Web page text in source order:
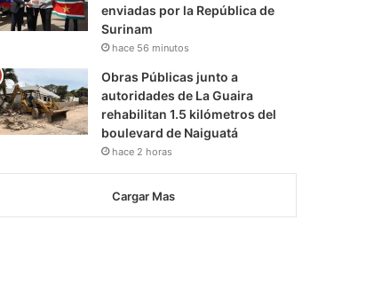
enviadas por la República de
Surinam
hace 56 minutos
Obras Públicas junto a
autoridades de La Guaira
rehabilitan 1.5 kilómetros del
boulevard de Naiguatá
hace 2 horas
Cargar Mas